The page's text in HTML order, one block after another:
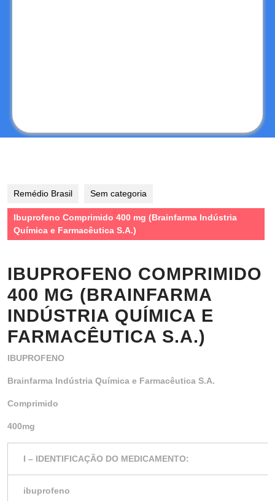
Remédio Brasil Sem categoria
Ibuprofeno Comprimido 400 mg (Brainfarma Indústria
Química e Farmacêutica S.A.)
IBUPROFENO COMPRIMIDO
400 MG (BRAINFARMA
INDÚSTRIA QUÍMICA E
FARMACÊUTICA S.A.)
IBUPROFENO
Brainfarma Indústria Química e Farmacêutica S.A.
Comprimido
400mg
I – IDENTIFICAÇÃO DO MEDICAMENTO:
ibuprofeno